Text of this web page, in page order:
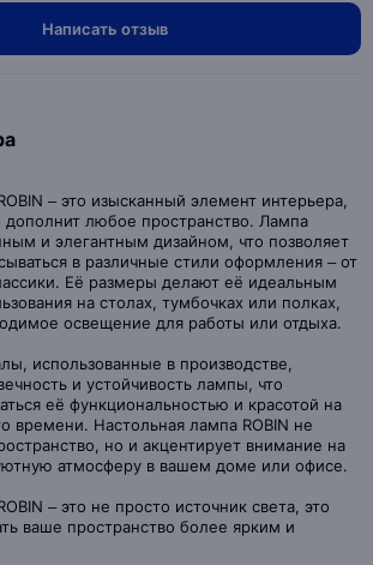
Написать отзыв
– это изысканный элемент интерьера,
дополнит любое пространство. Лампа
и элегантным дизайном, что позволяет
в различные стили оформления – от
Её размеры делают её идеальным
на столах, тумбочках или полках,
освещение для работы или отдыха.
использованные в производстве,
и устойчивость лампы, что
её функциональностью и красотой на
времени. Настольная лампа ROBIN не
но и акцентирует внимание на
атмосферу в вашем доме или офисе.
– это не просто источник света, это
ваше пространство более ярким и